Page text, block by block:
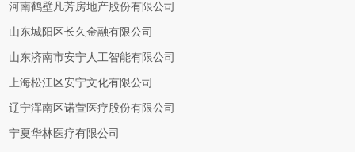
河南鹤壁凡芳房地产股份有限公司
山东城阳区长久金融有限公司
山东济南市安宁人工智能有限公司
上海松江区安宁文化有限公司
辽宁浑南区诺萱医疗股份有限公司
宁夏华林医疗有限公司